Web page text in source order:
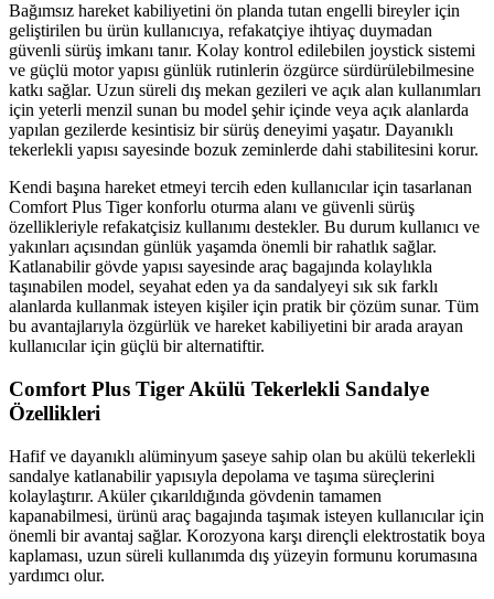
Bağımsız hareket kabiliyetini ön planda tutan engelli bireyler için
geliştirilen bu ürün kullanıcıya, refakatçiye ihtiyaç duymadan
güvenli sürüş imkanı tanır. Kolay kontrol edilebilen joystick sistemi
ve güçlü motor yapısı günlük rutinlerin özgürce sürdürülebilmesine
katkı sağlar. Uzun süreli dış mekan gezileri ve açık alan kullanımları
için yeterli menzil sunan bu model şehir içinde veya açık alanlarda
yapılan gezilerde kesintisiz bir sürüş deneyimi yaşatır. Dayanıklı
tekerlekli yapısı sayesinde bozuk zeminlerde dahi stabilitesini korur.
Kendi başına hareket etmeyi tercih eden kullanıcılar için tasarlanan
Comfort Plus Tiger konforlu oturma alanı ve güvenli sürüş
özellikleriyle refakatçisiz kullanımı destekler. Bu durum kullanıcı ve
yakınları açısından günlük yaşamda önemli bir rahatlık sağlar.
Katlanabilir gövde yapısı sayesinde araç bagajında kolaylıkla
taşınabilen model, seyahat eden ya da sandalyeyi sık sık farklı
alanlarda kullanmak isteyen kişiler için pratik bir çözüm sunar. Tüm
bu avantajlarıyla özgürlük ve hareket kabiliyetini bir arada arayan
kullanıcılar için güçlü bir alternatiftir.
Comfort Plus Tiger Akülü Tekerlekli Sandalye
Özellikleri
Hafif ve dayanıklı alüminyum şaseye sahip olan bu akülü tekerlekli
sandalye katlanabilir yapısıyla depolama ve taşıma süreçlerini
kolaylaştırır. Aküler çıkarıldığında gövdenin tamamen
kapanabilmesi, ürünü araç bagajında taşımak isteyen kullanıcılar için
önemli bir avantaj sağlar. Korozyona karşı dirençli elektrostatik boya
kaplaması, uzun süreli kullanımda dış yüzeyin formunu korumasına
yardımcı olur.